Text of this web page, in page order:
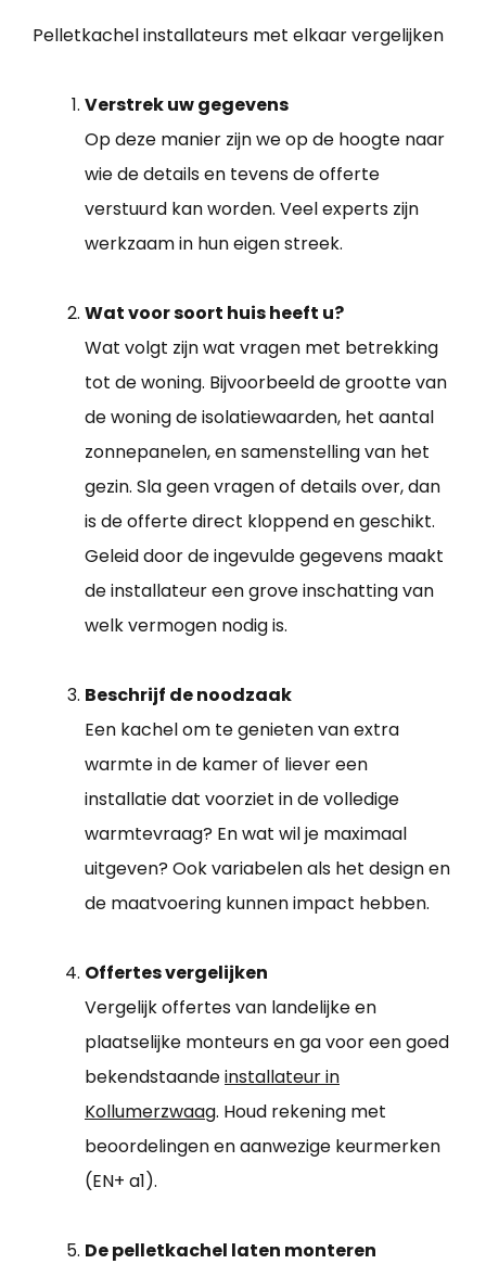
Pelletkachel installateurs met elkaar vergelijken
Verstrek uw gegevens
Op deze manier zijn we op de hoogte naar
wie de details en tevens de offerte
verstuurd kan worden. Veel experts zijn
werkzaam in hun eigen streek.
Wat voor soort huis heeft u?
Wat volgt zijn wat vragen met betrekking
tot de woning. Bijvoorbeeld de grootte van
de woning de isolatiewaarden, het aantal
zonnepanelen, en samenstelling van het
gezin. Sla geen vragen of details over, dan
is de offerte direct kloppend en geschikt.
Geleid door de ingevulde gegevens maakt
de installateur een grove inschatting van
welk vermogen nodig is.
Beschrijf de noodzaak
Een kachel om te genieten van extra
warmte in de kamer of liever een
installatie dat voorziet in de volledige
warmtevraag? En wat wil je maximaal
uitgeven? Ook variabelen als het design en
de maatvoering kunnen impact hebben.
Offertes vergelijken
Vergelijk offertes van landelijke en
plaatselijke monteurs en ga voor een goed
bekendstaandeinstallateur in
Kollumerzwaag. Houd rekening met
beoordelingen en aanwezige keurmerken
(EN+ a1).
De pelletkachel laten monteren